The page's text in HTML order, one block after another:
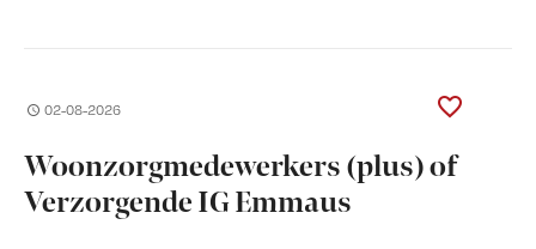
02-08-2026
Woonzorgmedewerkers (plus) of
Verzorgende IG Emmaus